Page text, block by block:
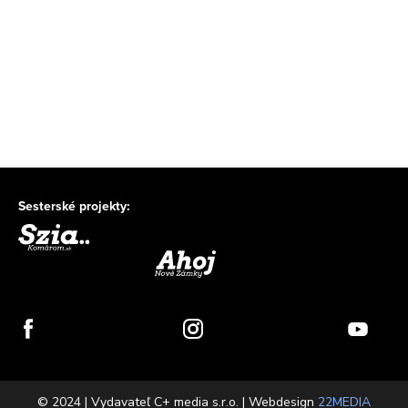
Sesterské projekty:
© 2024 | Vydavateľ C+ media s.r.o. | Webdesign 22MEDIA